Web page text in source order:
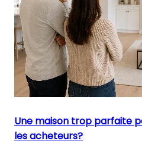
Une maison trop parfaite
les acheteurs?